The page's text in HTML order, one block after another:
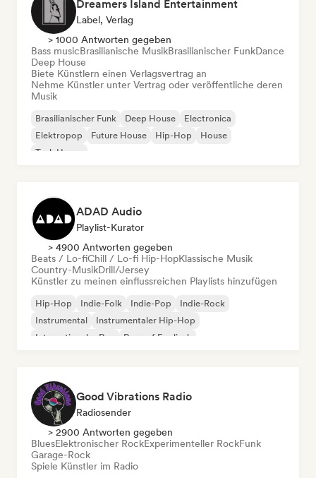
Dreamers Island Entertainment
Label, Verlag
> 1000 Antworten gegeben
Bass musicBrasilianische MusikBrasilianischer FunkDance
Deep House
Biete Künstlern einen Verlagsvertrag an
Nehme Künstler unter Vertrag oder veröffentliche deren
Musik
Brasilianischer Funk Deep House
Electronica
Elektropop
Future House Hip-Hop
House
Tech House
ADAD Audio
Playlist-Kurator
> 4900 Antworten gegeben
Beats / Lo-fiChill / Lo-fi Hip-HopKlassische Musik
Country-MusikDrill/Jersey
Künstler zu meinen einflussreichen Playlists hinzufügen
Hip-Hop Indie-Folk Indie-Pop
Indie-Rock
Instrumental
Instrumentaler Hip-Hop
Internationaler Rap
Rap auf Englisch
Good Vibrations Radio
Radiosender
> 2900 Antworten gegeben
BluesElektronischer RockExperimenteller RockFunk
Garage-Rock
Spiele Künstler im Radio